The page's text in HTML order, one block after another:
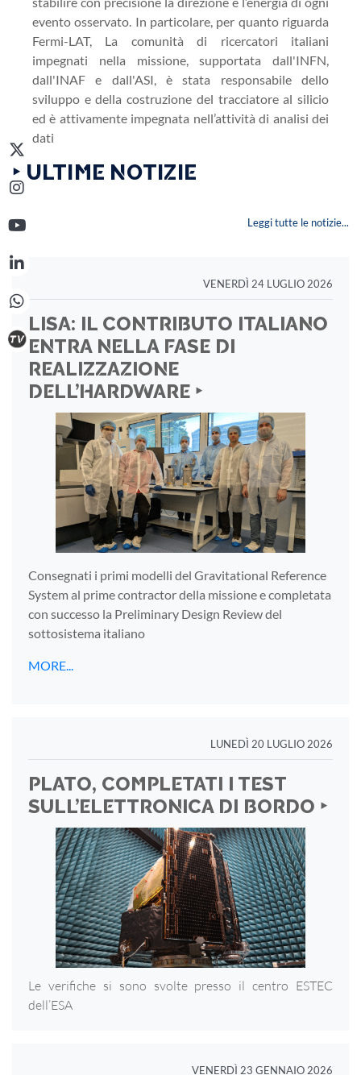
evento osservato. In particolare, per quanto riguarda
Fermi-LAT, La comunità di ricercatori italiani
impegnati nella missione, supportata dall'INFN,
dall'INAF e dall'ASI, è stata responsabile dello
sviluppo e della costruzione del tracciatore al silicio
ed è attivamente impegnata nell’attività di analisi dei
dati
‣ ULTIME NOTIZIE
Leggi tutte le notizie...
VENERDÌ 24 LUGLIO 2026
LISA: IL CONTRIBUTO ITALIANO
ENTRA NELLA FASE DI
REALIZZAZIONE
DELL’HARDWARE ‣
Consegnati i primi modelli del Gravitational Reference
System al prime contractor della missione e completata
con successo la Preliminary Design Review del
sottosistema italiano
MORE...
LUNEDÌ 20 LUGLIO 2026
PLATO, COMPLETATI I TEST
SULL’ELETTRONICA DI BORDO ‣
Le verifiche si sono svolte presso il centro ESTEC
dell’ESA
VENERDÌ 23 GENNAIO 2026